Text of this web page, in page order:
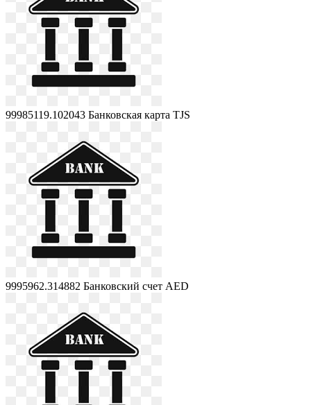
99985119.102043 Банковская карта TJS
9995962.314882 Банковский счет AED